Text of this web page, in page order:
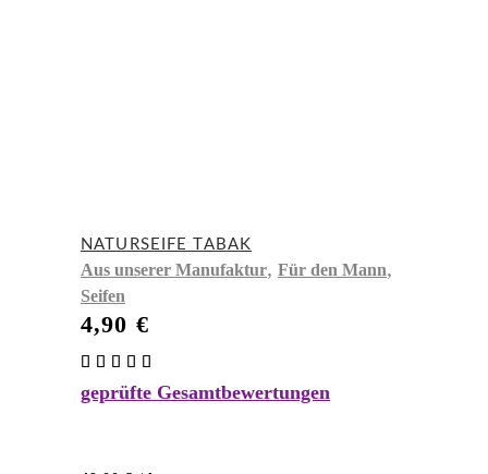
NATURSEIFE TABAK
Aus unserer Manufaktur, Für den Mann,
Seifen
4,90 €
5.00
geprüfte Gesamtbewertungen